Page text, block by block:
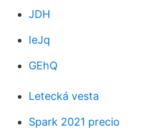
JDH
IeJq
GEhQ
Letecká vesta
Spark 2021 precio